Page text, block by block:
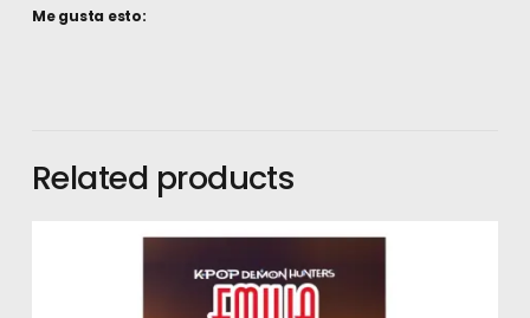
>>>>>>>>>>>>>>>>>>>>>>>>>>>>>>+
Recibirás en tu WhatsApp, 1 DISEÑO de
Invitación digital HD en formato PNG
apta también para impresión.
También recibirás EL MISMO DISEÑO en
Me gusta esto:
Related products